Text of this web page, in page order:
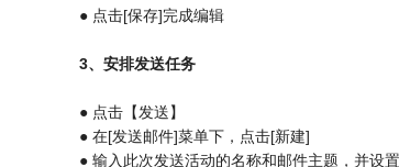
● 点击[保存]完成编辑
3、安排发送任务
● 点击【发送】
● 在[发送邮件]菜单下，点击[新建]
● 输入此次发送活动的名称和邮件主题，并设